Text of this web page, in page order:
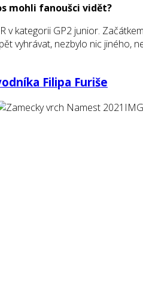
mohli fanoušci vidět?
v kategorii GP2 junior.
vyhrávat, nezbylo nic
Filipa Furiše